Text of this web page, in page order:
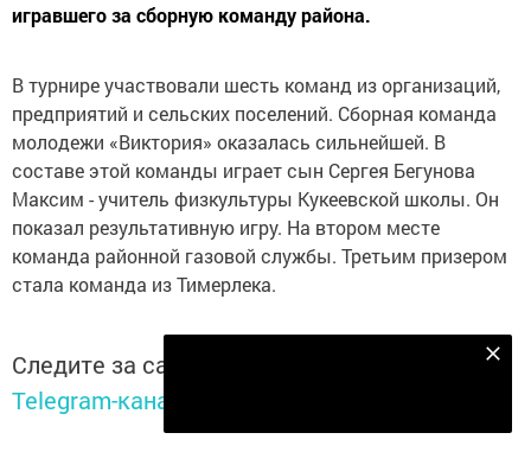
игравшего за сборную команду района.
В турнире участвовали шесть команд из организаций,
предприятий и сельских поселений. Сборная команда
молодежи «Виктория» оказалась сильнейшей. В
составе этой команды играет сын Сергея Бегунова
Максим - учитель физкультуры Кукеевской школы. Он
показал результативную игру. На втором месте
команда районной газовой службы. Третьим призером
стала команда из Тимерлека.
Следите за самым важным и интересным в
Telegram-канале